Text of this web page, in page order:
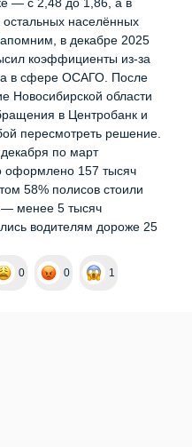
— с 2,48 до 1,86, а в
населённых
в декабре 2025
коэффициенты из‑за
в сфере ОСАГО. После
Новосибирской области
в Центробанк и
пересмотреть решение.
по март
оформлено 157 тысяч
58% полисов стоили
— менее 5 тысяч
водителям дороже 25
0 0 1